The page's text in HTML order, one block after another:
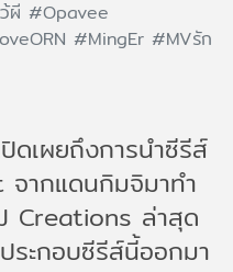
ผี #Opavee
#MingEr #MVรัก
ดเผยถึงการนำซีรีส์
ากแดนกิมจิมาทำ
Creations ล่าสุด
ระกอบซีรีส์นี้ออกมา